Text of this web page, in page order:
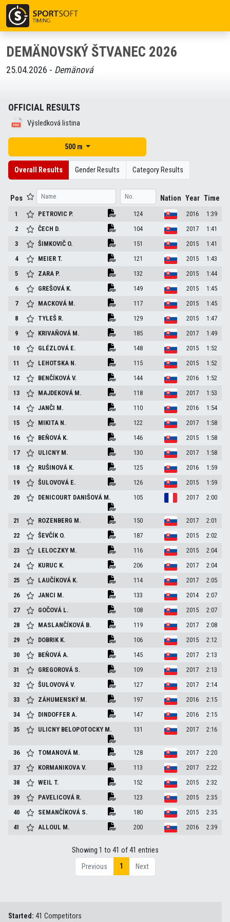
DEMÄNOVSKÝ ŠTVANEC 2026
25.04.2026 - Demänová
OFFICIAL RESULTS
Výsledková listina
500 m
Overall Results Gender Results Category Results
Pos Nation Year Time
1 PETROVIC P. 124 2016
1:39
2
ČECH D. 104 2017
1:41
3
ŠIMKOVIČ O. 151 2015
1:41
4
MEIER T. 121 2015
1:43
5
ZARA P. 132 2015
1:44
6
GREŠOVÁ K. 149 2015
1:45
7
MACKOVÁ M. 117 2015
1:45
8
TYLEŠ R. 129 2015
1:47
9
KRIVAŇOVÁ M. 185 2017
1:49
10
GLÉZLOVÁ E. 148 2015
1:52
11
LEHOTSKA N. 115 2015
1:52
12
BENČÍKOVÁV. 144 2016
1:52
13
MAJDEKOVÁ M. 118 2017
1:53
14
JANČI M. 110 2016
1:54
15
MIKITA N. 122 2017
1:58
16
BEŇOVÁ K. 146 2015
1:58
17
ULICNY M. 130 2017
1:58
18
RUŠINOVÁ K. 125 2016
1:59
19
ŠULOVOVÁ E. 126 2015
1:59
20
DENICOURT DANIŠOVÁ M. 105 2017 2:00
21 ROZENBERG M. 150 2017
2:01
22
ŠEVČÍK O. 187 2015
2:02
23
LELOCZKY M. 116 2015
2:04
24
KURUC K. 206 2017
2:04
25
LAUČÍKOVÁ K. 114 2017
2:05
26
JANCI M. 133 2014
2:07
27
GOČOVÁ L. 108 2015
2:07
28
MASLANČÍKOVÁ B. 119 2017
2:08
29
DOBRIK K. 106 2015
2:12
30
BEŇOVÁA. 145 2017
2:13
31
GREGOROVÁ S. 109 2017
2:13
32
ŠULOVOVÁV. 127 2017
2:14
33
ZÁHUMENSKÝ M. 197 2016
2:15
34
DINDOFFERA. 147 2016
2:15
35
ULICNY BELOPOTOCKY M. 131 2017 2:16
36 TOMANOVÁ M. 128 2017
2:20
37
KORMANIKOVAV. 113 2017
2:22
38
WEIL T. 152 2015
2:32
39
PAVELICOVÁ R. 123 2015
2:35
40
SEMANČÍKOVÁ S. 180 2015
2:35
41
ALLOUL M. 200 2016 2:39
Showing 1 to 41 of 41 entries
Previous
1 Next
Started: 41 Competitors